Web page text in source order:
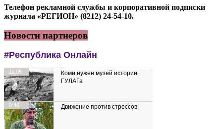
Телефон рекламной службы и корпоративной подписки
журнала «РЕГИОН» (8212) 24-54-10.
Новости партнеров